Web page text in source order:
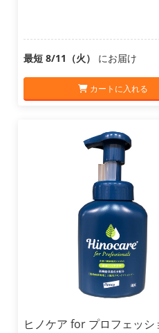
最短 8/11（火） にお届け
カートに入れる
ヒノケア for プロフェッシ